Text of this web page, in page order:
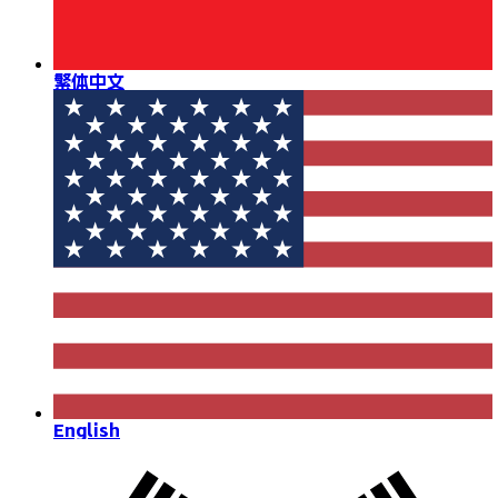
繁体中文
English